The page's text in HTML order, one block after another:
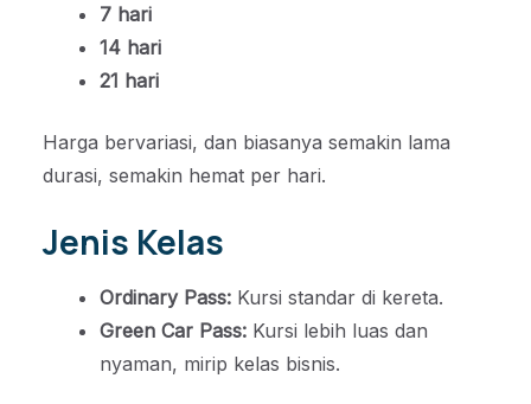
7 hari
14 hari
21 hari
Harga bervariasi, dan biasanya semakin lama
durasi, semakin hemat per hari.
Jenis Kelas
Ordinary Pass: Kursi standar di kereta.
Green Car Pass: Kursi lebih luas dan
nyaman, mirip kelas bisnis.